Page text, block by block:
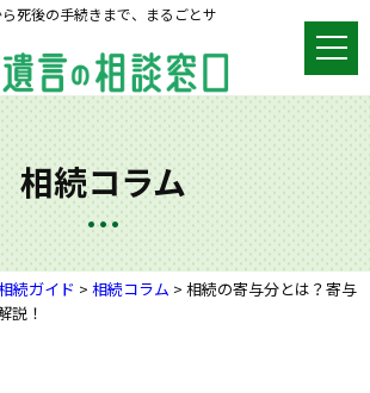
死後の手続きまで、まるごとサ
相続コラム
続ガイド > 相続コラム > 相続の寄与分とは？寄与
説！